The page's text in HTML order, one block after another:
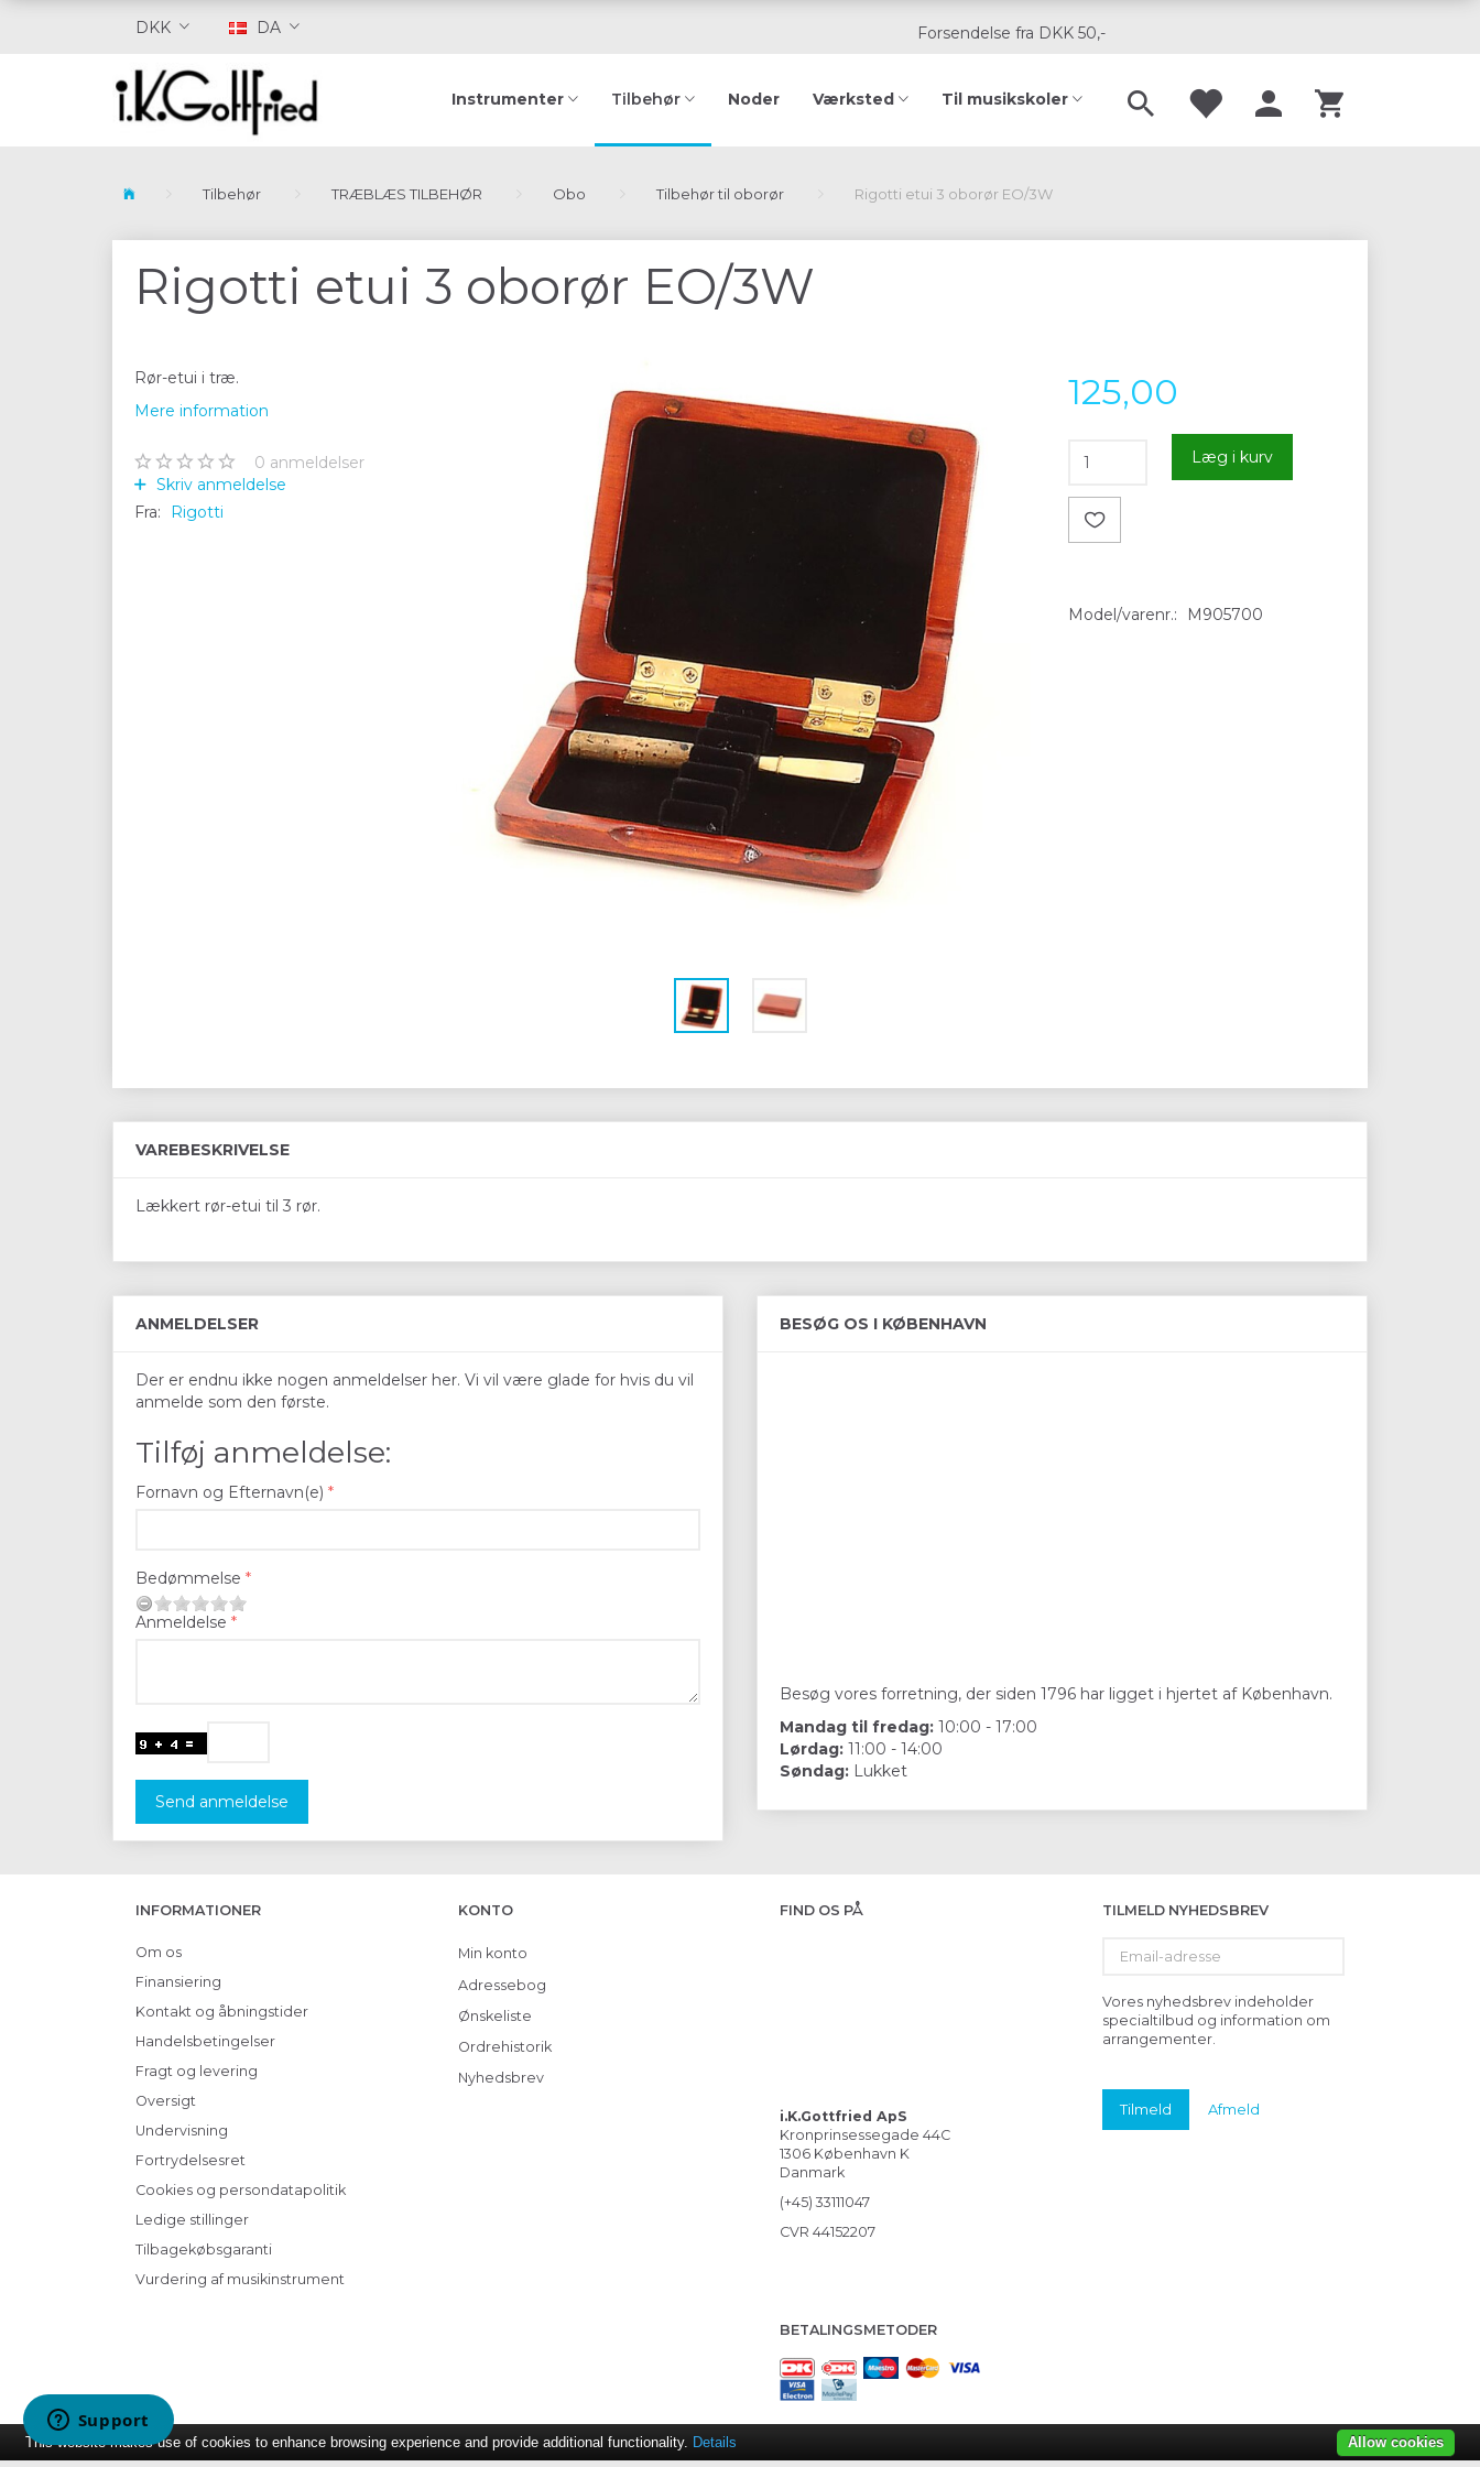
DKK DA Forsendelse fra DKK 50,-
Instrumenter Tilbehør Noder Værksted Til musikskoler
Tilbehør TRÆBLÆS TILBEHØR Obo Tilbehør til oborør Rigotti etui 3 oborør EO/3W
Rigotti etui 3 oborør EO/3W
Rør-etui i træ.
Mere information
0 anmeldelser
Skriv anmeldelse
Fra:
Rigotti
125,00
Læg i kurv
Model/varenr.: M905700
VAREBESKRIVELSE
Lækkert rør-etui til 3 rør.
ANMELDELSER
Der er endnu ikke nogen anmeldelser her. Vi vil være glade for hvis du vil
anmelde som den første.
Tilføj anmeldelse:
Fornavn og Efternavn(e)
Bedømmelse
Anmeldelse
Send anmeldelse
BESØG OS I KØBENHAVN
Besøg vores forretning, der siden 1796 har ligget i hjertet af København.
Mandag til fredag: 10:00 - 17:00
Lørdag: 11:00 - 14:00
Søndag: Lukket
INFORMATIONER
Om os
Finansiering
Kontakt og åbningstider
Handelsbetingelser
Fragt og levering
Oversigt
Undervisning
Fortrydelsesret
Cookies og persondatapolitik
Ledige stillinger
Tilbagekøbsgaranti
Vurdering af musikinstrument
KONTO
Min konto
Adressebog
Ønskeliste
Ordrehistorik
Nyhedsbrev
FIND OS PÅ
i.K.Gottfried ApS
Kronprinsessegade 44C
1306 København K
Danmark
(+45) 33111047
CVR 44152207
BETALINGSMETODER
TILMELD NYHEDSBREV
adresse
Vores nyhedsbrev indeholder
specialtilbud og information om
arrangementer.
Tilmeld Afmeld
This website makes use of cookies to enhance browsing experience and provide additional functionality. Details Allow cookies